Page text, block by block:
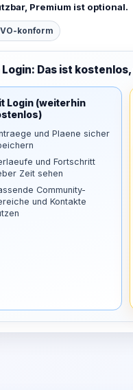
Premium ist optional.
konform
Das ist
Login (weiterhin
und Plaene sicher
und Fortschritt
Zeit sehen
Community-
und Kontakte